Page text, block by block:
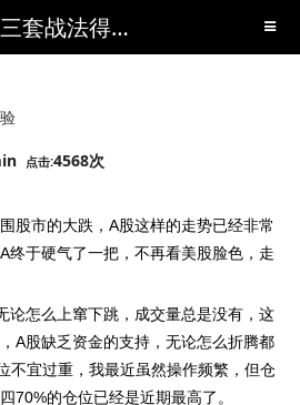
我的三套战法得到了熊市检验-站内公告-短线黑马,短线股票,短线炒股,实战,荐股,操盘,超级短线,令人叹为观止的短线炒股!-超级短线
点击:4568次
股市的大跌，A股这样的走势已经非常
终于硬气了一把，不再看美股脸色，走
论怎么上窜下跳，成交量总是没有，这
A股缺乏资金的支持，无论怎么折腾都
不宜过重，我最近虽然操作频繁，但仓
70%的仓位已经是近期最高了。